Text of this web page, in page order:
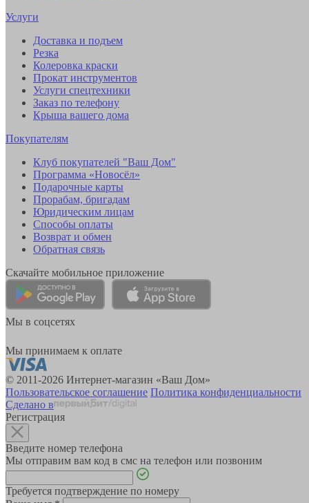
Услуги
Доставка и подъем
Резка
Колеровка краски
Прокат инструментов
Услуги спецтехники
Заказ по телефону
Крыша вашего дома
Покупателям
Клуб покупателей "Ваш Дом"
Программа «Новосёл»
Подарочные карты
Прорабам, бригадам
Юридическим лицам
Способы оплаты
Возврат и обмен
Обратная связь
Скачайте мобильное приложение
Мы в соцсетях
Мы принимаем к оплате
© 2011-2026 Интернет-магазин «Ваш Дом»
Пользовательское соглашение Политика конфиденциальности
Сделано в
Регистрация
Введите номер телефона
Мы отправим вам код в смс на телефон или позвоним
Требуется подтверждение по номеру